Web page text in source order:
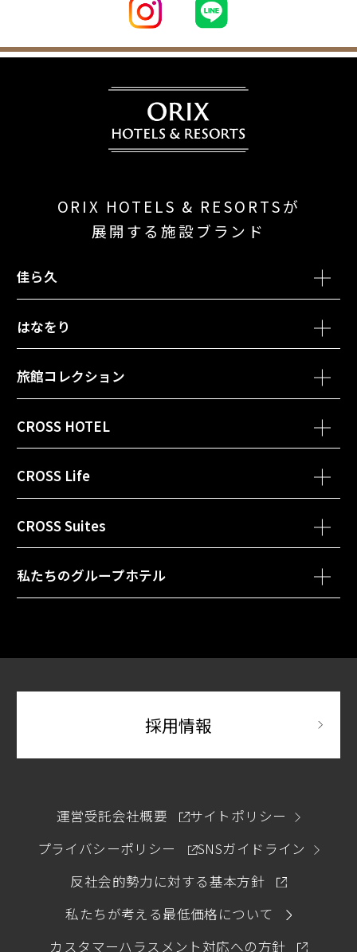
ORIX HOTELS & RESORTSが
展開する施設ブランド
佳ら久
熱海・伊豆山 佳ら久 別ウィン
はなをり
箱根・芦ノ湖 はなをり 別ウィンドウで開きます
旅館コレクション
函館・湯の川温泉 ホテル万惣
別ウィンドウで開きます
別ウィンドウで開きます
別ウィンドウで開きます
CROSS HOTEL
クロスホテル札幌
別ウィンドウ
別ウィンドウで開きます
CROSS Life
クロスライフ博多天神 クロスライフ博多柳橋別ウ
CROSS Suites
クロススイーツ東京浅草 別ウィンドウで開きます
私たちのグループホテル
ホテル ユニバーサル ポート / ホテル ユニバーサル
ポート ヴィータ別ウィンドウで開きます
採用情報 別ウィンドウで開
運営受託会社概要 別ウィンドウで開きます
サイトポリシー
プライバシーポリシー
別ウィンドウで開きます
SNSガイドライン
反社会的勢力に対する基本方針
別ウィンド
私たちが考える最低価格について
カスタマーハラスメント対応への方針
別ウィン